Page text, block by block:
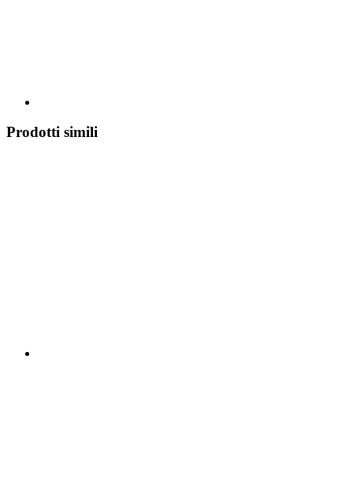
Prodotti simili